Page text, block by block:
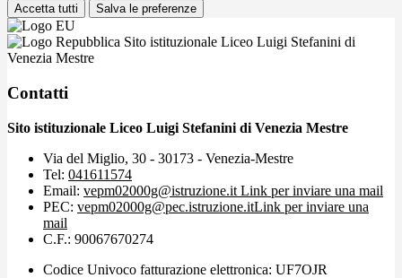
Accetta tutti Salva le preferenze
Sito istituzionale Liceo Luigi Stefanini di
Venezia Mestre
Contatti
Sito istituzionale Liceo Luigi Stefanini di Venezia Mestre
Via del Miglio, 30 - 30173 - Venezia-Mestre
Tel: 041611574
Email: vepm02000g@istruzione.it Link per inviare una mail
PEC: vepm02000g@pec.istruzione.itLink per inviare una
mail
C.F.: 90067670274
Codice Univoco fatturazione elettronica: UF7OJR